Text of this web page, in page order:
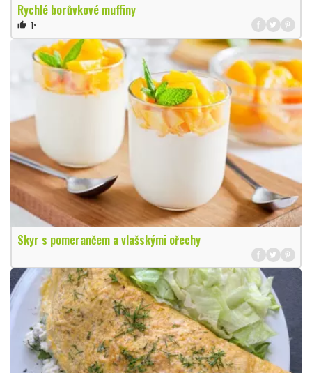
Rychlé borůvkové muffiny
thumb_up 1×
Skyr s pomerančem a vlašskými ořechy